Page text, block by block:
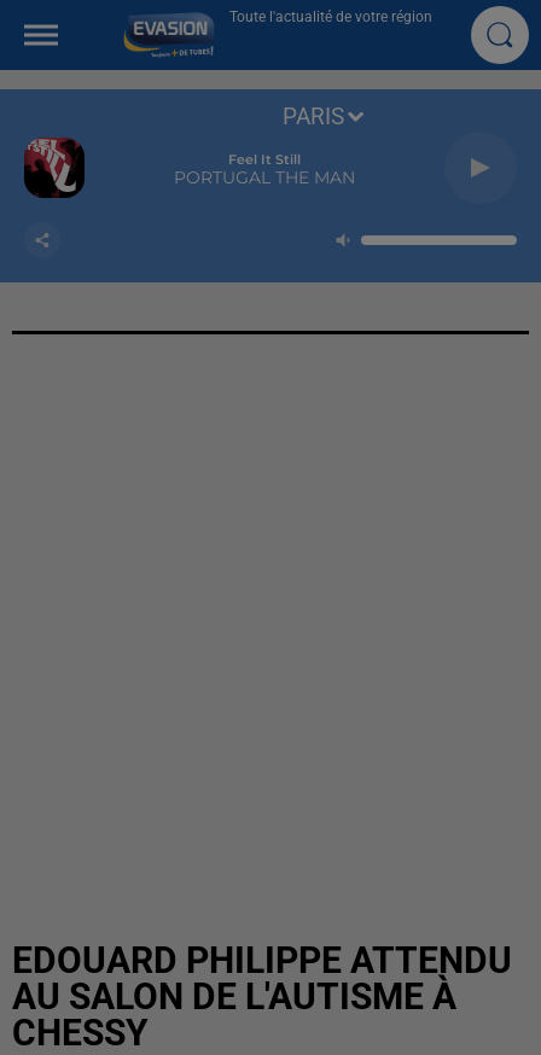
Toute l'actualité de votre région
Feel It Still
PORTUGAL THE MAN
PARIS
EDOUARD PHILIPPE ATTENDU
AU SALON DE L'AUTISME À
CHESSY